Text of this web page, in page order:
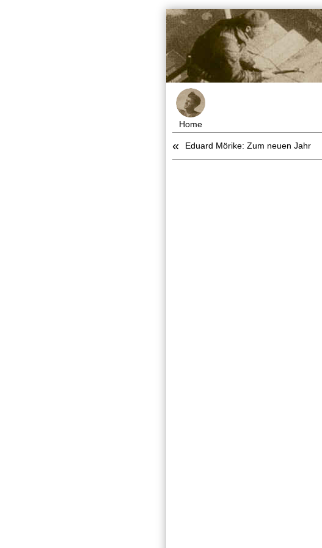
Home
« Eduard Mörike: Zum neuen Jahr